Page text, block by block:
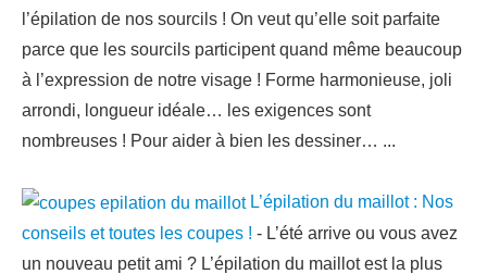
l’épilation de nos sourcils ! On veut qu’elle soit parfaite
parce que les sourcils participent quand même beaucoup
à l’expression de notre visage ! Forme harmonieuse, joli
arrondi, longueur idéale… les exigences sont
nombreuses ! Pour aider à bien les dessiner… ...
L’épilation du maillot : Nos
conseils et toutes les coupes ! - L’été arrive ou vous avez
un nouveau petit ami ? L’épilation du maillot est la plus